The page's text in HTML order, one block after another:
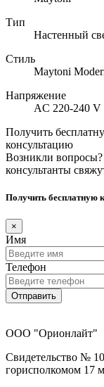
Тип
Настенный
Стиль
Maytoni
Напряжение
AC 220-240 V
Получить
консультацию
Возникли
консультанты
Получить бесплатную
×
Имя
Телефон
Отправить
ООО "Орионлайт"
Свидетельство №
горисполкомом 17